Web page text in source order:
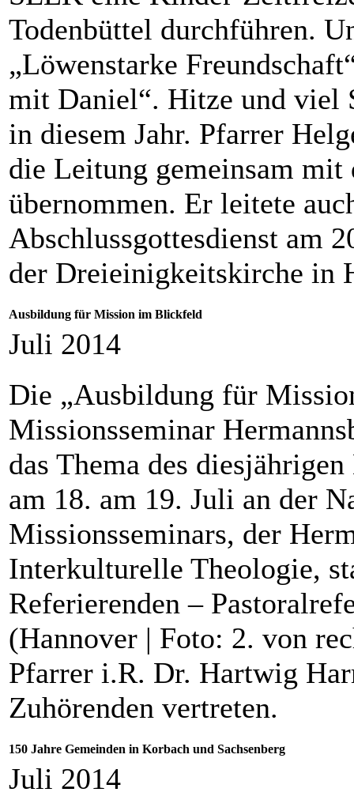
Todenbüttel durchführen.
„Löwenstarke
mit Daniel“. Hitze und viel
in diesem Jahr. Pfarrer
die Leitung gemeinsam mit
übernommen. Er leitete
Abschlussgottesdienst am
der Dreieinigkeitskirche in
Ausbildung für Mission im Blickfeld
Juli 2014
Die „Ausbildung für
Missionsseminar
das Thema des
am 18. am 19. Juli an der
Missionsseminars, der
Interkulturelle Theologie,
Referierenden –
(Hannover | Foto: 2. von
Pfarrer i.R. Dr. Hartwig
Zuhörenden vertreten.
150 Jahre Gemeinden in Korbach und Sachsenberg
Juli 2014